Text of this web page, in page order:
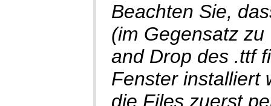
Beachten Sie,
(im Gegensatz
and Drop des .ttf
Fenster installiert
die Files zuerst